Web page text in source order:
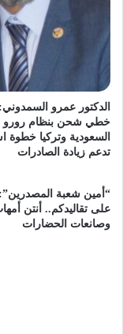
الدكتور عمرو
خطي شحن بنظام رورو
السعودية وتركيا خطوة
تدعم زيادة الصادرات
“أمين شعبة
على تقاليدكم.. أنتن
وصانعات الحضارات